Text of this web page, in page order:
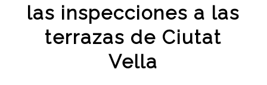
las inspecciones a las
terrazas de Ciutat
Vella